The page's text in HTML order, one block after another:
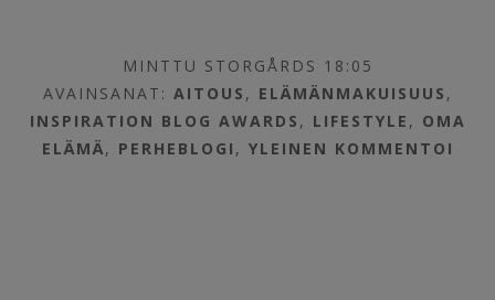
MINTTU STORGÅRDS 18:05
AVAINSANAT:AITOUS , ELÄMÄNMAKUISUUS ,
INSPIRATION BLOG AWARDS , LIFESTYLE , OMA
ELÄMÄ, PERHEBLOGI ,YLEINEN KOMMENTOI